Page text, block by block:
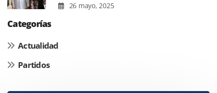
26 mayo, 2025
Categorías
Actualidad
Partidos